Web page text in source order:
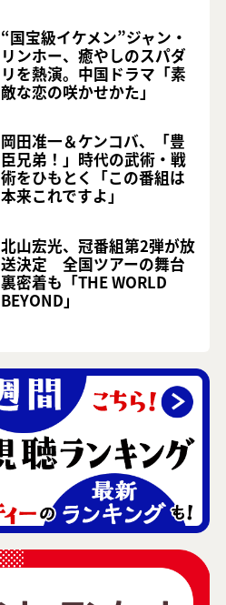
“国宝級イケメン”ジャン・
リンホー、癒やしのスパダ
リを熱演。中国ドラマ「素
敵な恋の咲かせかた」
岡田准一＆ケンコバ、「豊
臣兄弟！」時代の武術・戦
術をひもとく「この番組は
本来これですよ」
北山宏光、冠番組第2弾が放
送決定 全国ツアーの舞台
裏密着も「THE WORLD
BEYOND」